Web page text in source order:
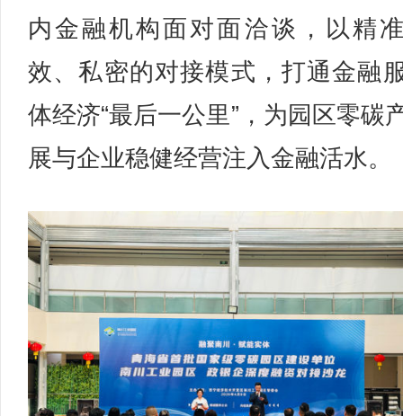
内金融机构面对面洽谈，以精
效、私密的对接模式，打通金融
体经济“最后一公里”，为园区零碳
展与企业稳健经营注入金融活水。